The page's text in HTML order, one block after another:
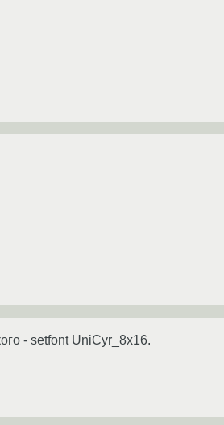
- setfont UniCyr_8x16.